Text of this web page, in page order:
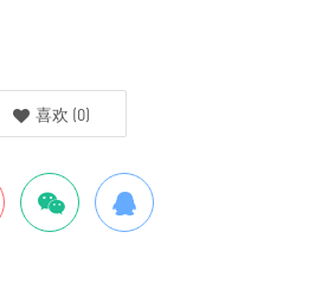
喜欢 (0)